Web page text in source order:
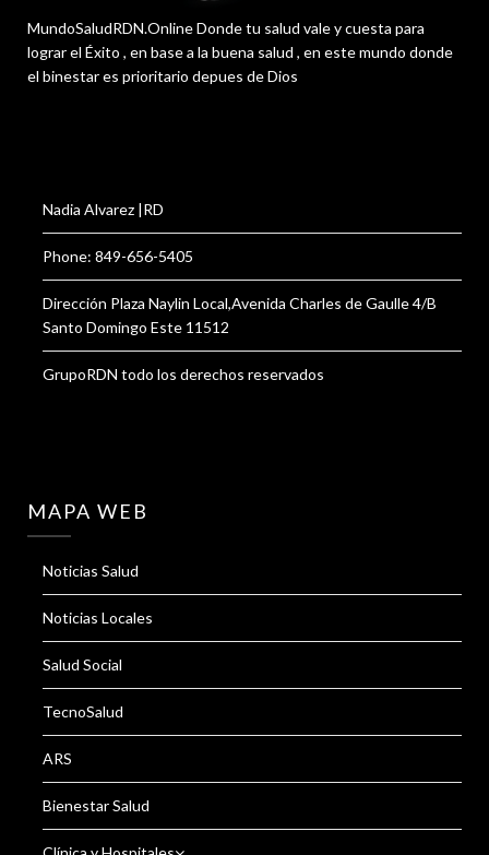
MundoSaludRDN.Online Donde tu salud vale y cuesta para
lograr el Éxito , en base a la buena salud , en este mundo donde
el binestar es prioritario depues de Dios
Nadia Alvarez |RD
Phone: 849-656-5405
Dirección Plaza Naylin Local,Avenida Charles de Gaulle 4/B
Santo Domingo Este 11512
GrupoRDN todo los derechos reservados
MAPA WEB
Noticias Salud
Noticias Locales
Salud Social
TecnoSalud
ARS
Bienestar Salud